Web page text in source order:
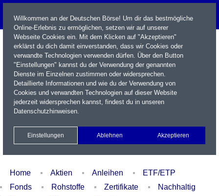
Name / WKN / ISIN / Kürzel
Xetra Realtime
Watchlist Portfolio Login
Home Aktien Anleihen
ETF/ETP
Fonds
Rohstoffe Zertifikate
Nachhaltig
Willkommen an der Deutschen Börse! Um dir das bestmögliche
Online-Erlebnis zu ermöglichen, setzen wir auf unserer
Webseite Cookies ein. Mit dem Klicken auf "Akzeptieren"
erklärst du dich damit einverstanden, dass wir Cookies oder
verwandte Technologien verwenden dürfen. Über den Button
"Einstellungen" kannst du der Verwendung der genannten
Dienste im Einzelnen zustimmen oder widersprechen.
Detaillierte Informationen und wie du der Verwendung von
Cookies und verwandten Technologien auf dieser Website
jederzeit widersprechen kannst, findest du in unseren
Datenschutzhinweisen.
Einstellungen Ablehnen Akzeptieren